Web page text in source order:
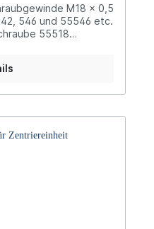
M18 x 0,5
546 und 55546 etc.
55518